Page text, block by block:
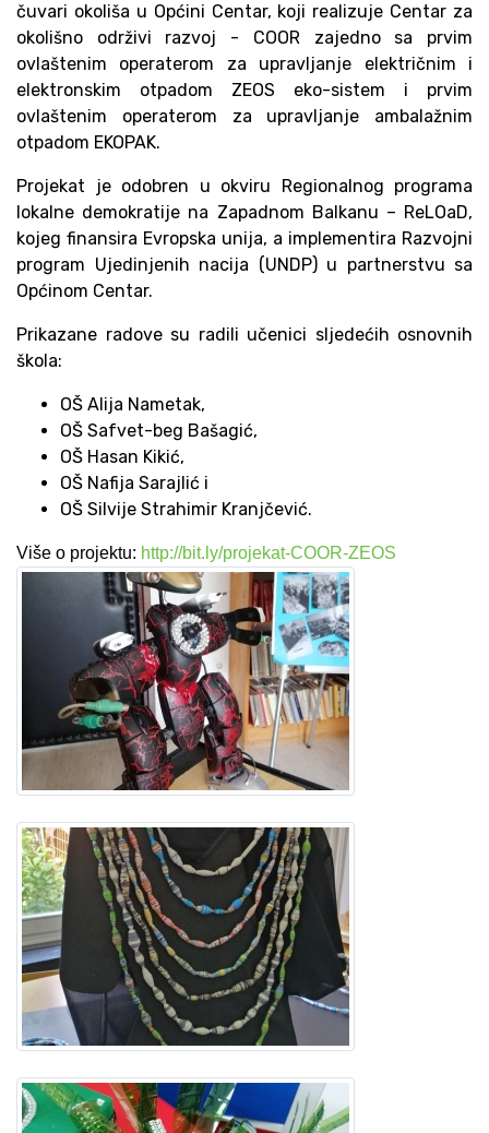
čuvari okoliša u Općini Centar, koji realizuje Centar za
okolišno održivi razvoj - COOR zajedno sa prvim
ovlaštenim operaterom za upravljanje električnim i
elektronskim otpadom ZEOS eko-sistem i prvim
ovlaštenim operaterom za upravljanje ambalažnim
otpadom EKOPAK.
Projekat je odobren u okviru Regionalnog programa
lokalne demokratije na Zapadnom Balkanu – ReLOaD,
kojeg finansira Evropska unija, a implementira Razvojni
program Ujedinjenih nacija (UNDP) u partnerstvu sa
Općinom Centar.
Prikazane radove su radili učenici sljedećih osnovnih
škola:
OŠ Alija Nametak,
OŠ Safvet-beg Bašagić,
OŠ Hasan Kikić,
OŠ Nafija Sarajlić i
OŠ Silvije Strahimir Kranjčević.
Više o projektu: http://bit.ly/projekat-COOR-ZEOS